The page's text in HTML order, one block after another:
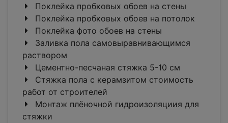
Поклейка пробковых обоев на стены
Поклейка пробковых обоев на потолок
Поклейка фото обоев на стены
Заливка пола самовыравнивающимся
раствором
Цементно-песчаная стяжка 5-10 см
Стяжка пола с керамзитом стоимость
работ от строителей
Монтаж плёночной гидроизоляциия для
стяжки